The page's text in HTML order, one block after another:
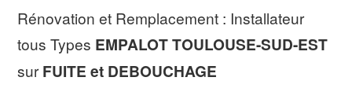
Rénovation et Remplacement : Installateur
tous Types EMPALOT TOULOUSE-SUD-EST
surFUITE et DEBOUCHAGE